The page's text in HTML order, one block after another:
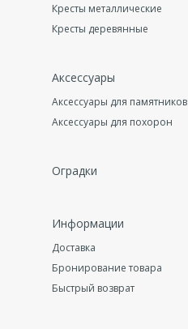
Кресты металлические
Кресты деревянные
Аксессуары
Аксессуары для памятников
Аксессуары для похорон
Оградки
Информации
Доставка
Бронирование товара
Быстрый возврат